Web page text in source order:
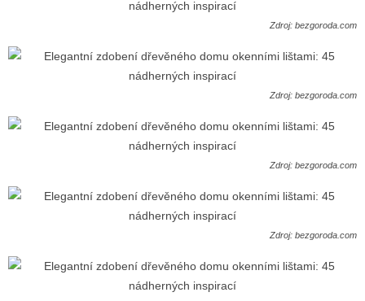
Zdroj: bezgoroda.com
Zdroj: bezgoroda.com
Zdroj: bezgoroda.com
Zdroj: bezgoroda.com